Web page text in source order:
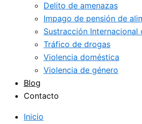
Delito de amenazas
Impago de pensión de
Sustracción Internacional
Tráfico de drogas
Violencia doméstica
Violencia de género
Blog
Contacto
Inicio